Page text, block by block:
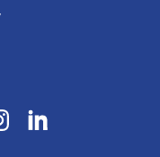
Instagram